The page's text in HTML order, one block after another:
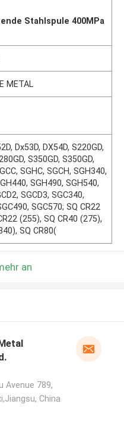
Stahlspule 400MPa
METAL
Dx53D, DX54D, S220GD,
S350GD, S350GD,
SGHC, SGCH, SGH340,
SGH490, SGH540,
SGCD3, SGC340,
SGC570; SQ CR22
(255), SQ CR40 (275),
SQ CR80(
an
Avenue 789,
China